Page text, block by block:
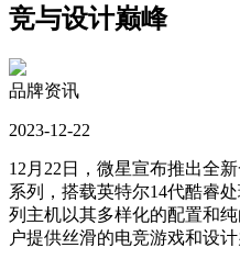
竞与设计巅峰
品牌资讯
2023-12-22
12月22日，微星宣布推出全
系列，搭载英特尔14代酷睿
列主机以其多样化的配置和
户提供丝滑的电竞游戏和设计